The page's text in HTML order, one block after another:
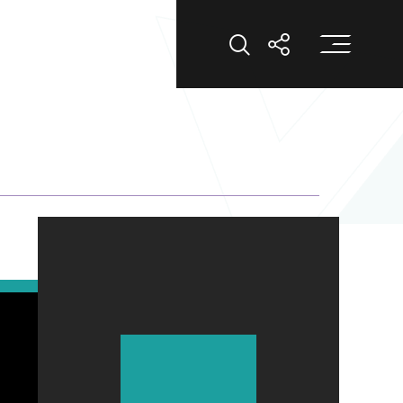
打開搜索打開分享打